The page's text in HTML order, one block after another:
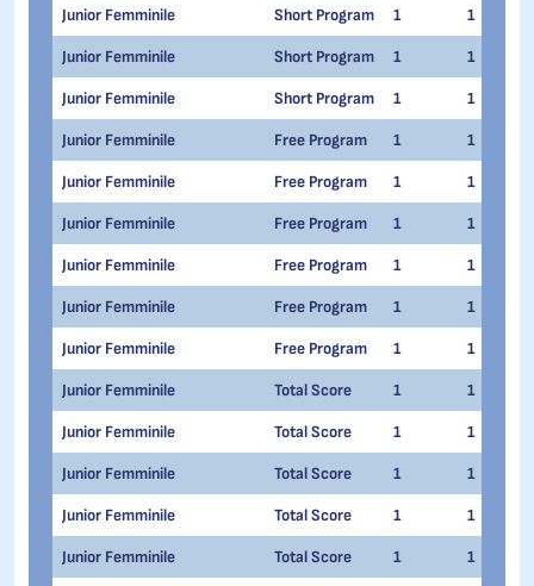
Junior Femminile Short Program 1 1
Junior Femminile Short Program 1 1
Junior Femminile Short Program 1 1
Junior Femminile Free Program 1 1
Junior Femminile Free Program 1 1
Junior Femminile Free Program 1 1
Junior Femminile Free Program 1 1
Junior Femminile Free Program 1 1
Junior Femminile Free Program 1 1
Junior Femminile Total Score 1 1
Junior Femminile Total Score 1 1
Junior Femminile Total Score 1 1
Junior Femminile Total Score 1 1
Junior Femminile Total Score 1 1